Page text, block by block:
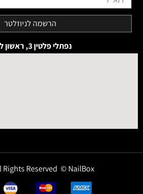
נפתלי פלטין 3, ראשון לציון
All Rights Reserved © NailBox | ניילבוקס